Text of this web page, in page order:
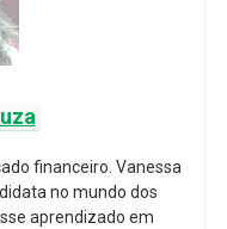
financeiro. Vanessa
no mundo dos
aprendizado em